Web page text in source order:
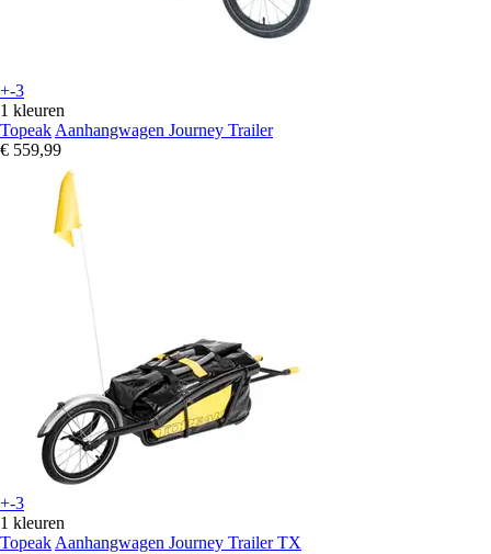
+-3
1 kleuren
Topeak Aanhangwagen Journey Trailer
€ 559,99
+-3
1 kleuren
Topeak Aanhangwagen Journey Trailer TX